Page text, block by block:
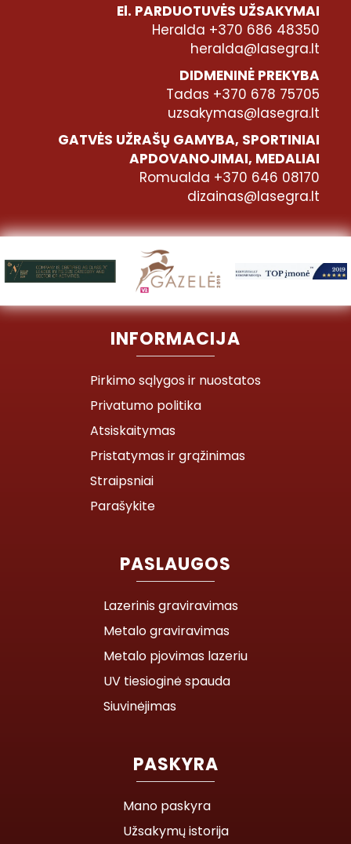
El. PARDUOTUVĖS UŽSAKYMAI
Heralda +370 686 48350
heralda@lasegra.lt
DIDMENINĖ PREKYBA
Tadas +370 678 75705
uzsakymas@lasegra.lt
GATVĖS UŽRAŠŲ GAMYBA, SPORTINIAI
APDOVANOJIMAI, MEDALIAI
Romualda +370 646 08170
dizainas@lasegra.lt
INFORMACIJA
Pirkimo sąlygos ir nuostatos
Privatumo politika
Atsiskaitymas
Pristatymas ir grąžinimas
Straipsniai
Parašykite
PASLAUGOS
Lazerinis graviravimas
Metalo graviravimas
Metalo pjovimas lazeriu
UV tiesioginė spauda
Siuvinėjimas
PASKYRA
Mano paskyra
Užsakymų istorija